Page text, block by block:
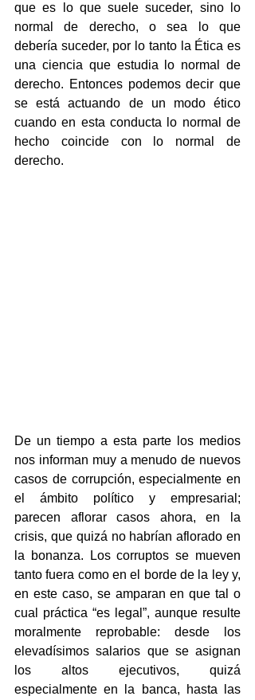
que es lo que suele suceder, sino lo
normal de derecho, o sea lo que
debería suceder, por lo tanto la Ética es
una ciencia que estudia lo normal de
derecho. Entonces podemos decir que
se está actuando de un modo ético
cuando en esta conducta lo normal de
hecho coincide con lo normal de
derecho.
De un tiempo a esta parte los medios
nos informan muy a menudo de nuevos
casos de corrupción, especialmente en
el ámbito político y empresarial;
parecen aflorar casos ahora, en la
crisis, que quizá no habrían aflorado en
la bonanza. Los corruptos se mueven
tanto fuera como en el borde de la ley y,
en este caso, se amparan en que tal o
cual práctica “es legal”, aunque resulte
moralmente reprobable: desde los
elevadísimos salarios que se asignan
los altos ejecutivos, quizá
especialmente en la banca, hasta las